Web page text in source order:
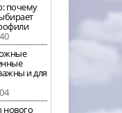
почему
и для